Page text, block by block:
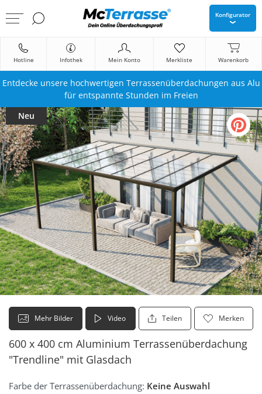
Konfigurator
Hotline Infothek Mein Konto Merkliste Warenkorb
Entdecke unsere hochwertigen Terrassenüberdachungen aus Alu
für entspannte Stunden im Freien
Neu
Mehr Bilder Video Teilen Merken
600 x 400 cm Aluminium Terrassenüberdachung
"Trendline" mit Glasdach
Farbe der Terrassenüberdachung: Keine Auswahl